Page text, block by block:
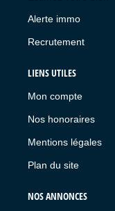
Alerte immo
Recrutement
LIENS UTILES
Mon compte
Nos honoraires
Mentions légales
Plan du site
NOS ANNONCES